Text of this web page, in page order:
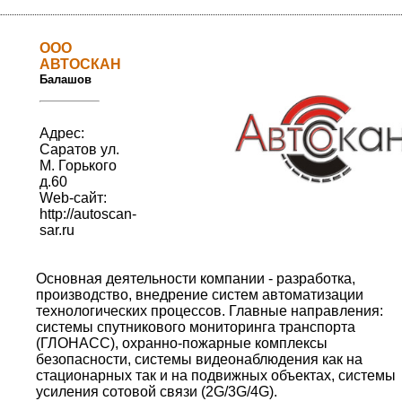
ООО
АВТОСКАН
Балашов
Адрес:
Саратов ул.
М. Горького
д.60
Web-сайт:
http://autoscan-
sar.ru
Основная деятельности компании - разработка,
производство, внедрение систем автоматизации
технологических процессов. Главные направления:
системы спутникового мониторинга транспорта
(ГЛОНАСС), охранно-пожарные комплексы
безопасности, системы видеонаблюдения как на
стационарных так и на подвижных объектах, системы
усиления сотовой связи (2G/3G/4G).